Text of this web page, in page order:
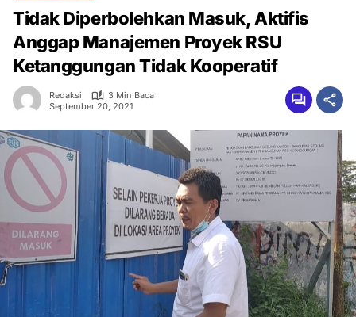
Tidak Diperbolehkan Masuk, Aktifis
Anggap Manajemen Proyek RSU
Ketanggungan Tidak Kooperatif
Redaksi
3 Min Baca
September 20, 2021